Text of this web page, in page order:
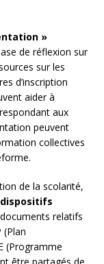
»
de réflexion sur
sur les
d’inscription
aider à
aux
peuvent
collectives
de la scolarité,
dispositifs
relatifs
(Plan
(Programme